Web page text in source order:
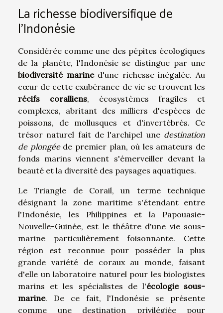
La richesse biodiversifique de
l'Indonésie
Considérée comme une des pépites écologiques
de la planète, l'Indonésie se distingue par une
biodiversité marined'une richesse inégalée. Au
cœur de cette exubérance de vie se trouvent les
récifs coralliens, écosystèmes fragiles et
complexes, abritant des milliers d'espèces de
poissons, de mollusques et d'invertébrés. Ce
trésor naturel fait de l'archipel une destination
de plongéede premier plan, où les amateurs de
fonds marins viennent s'émerveiller devant la
beauté et la diversité des paysages aquatiques.
Le Triangle de Corail, un terme technique
désignant la zone maritime s'étendant entre
l'Indonésie, les Philippines et la Papouasie-
Nouvelle-Guinée, est le théâtre d'une vie sous-
marine particulièrement foisonnante. Cette
région est reconnue pour posséder la plus
grande variété de coraux au monde, faisant
d'elle un laboratoire naturel pour les biologistes
marins et les spécialistes de l'écologie sous-
marine. De ce fait, l'Indonésie se présente
comme une destination privilégiée pour